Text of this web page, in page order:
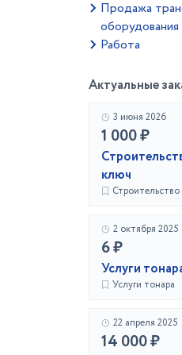
Продажа
оборудования
Работа
Актуальные
3 июня 2026
1 000 ₽
ключ
2 октября 2025
6 ₽
Услуги
Услуги тонара
22 апреля 2025
14 000 ₽